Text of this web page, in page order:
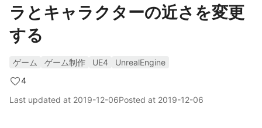
ラとキャラクターの近さを変更
する
ゲーム ゲーム制作 UE4
UnrealEngine
4
Last updated at 2019-12-06Posted at 2019-12-06